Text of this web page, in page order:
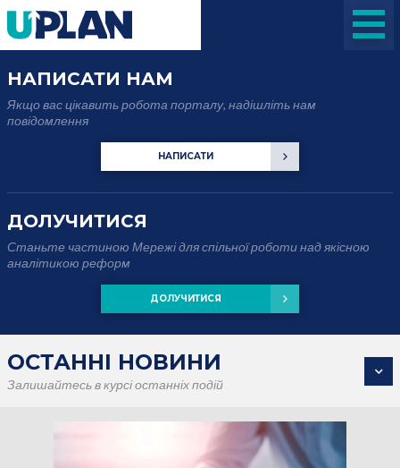
НАПИСАТИ НАМ
Якщо вас цікавить робота порталу, надішліть нам
повідомлення
НАПИСАТИ
ДОЛУЧИТИСЯ
Станьте частиною Мережі для спільної роботи над якісною
аналітикою реформ
ДОЛУЧИТИСЯ
ОСТАННІ НОВИНИ
Залишайтесь в курсі останніх подій